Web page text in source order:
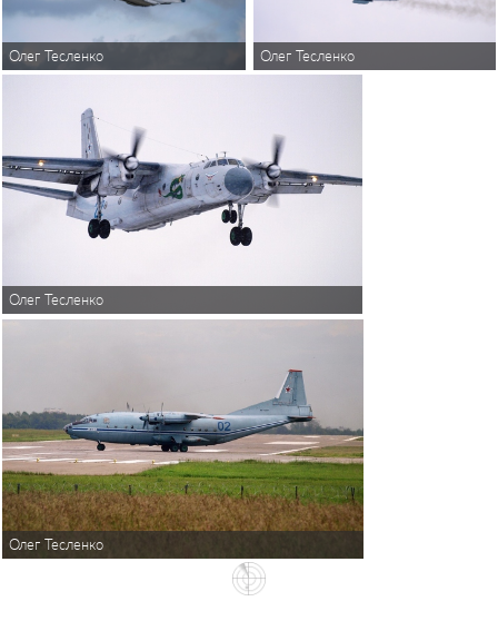
Олег Тесленко Олег Тесленко
Олег Тесленко
Олег Тесленко